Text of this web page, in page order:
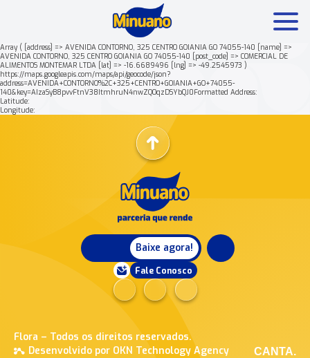
Array ( [address] => AVENIDA CONTORNO, 325 CENTRO GOIANIA GO 74055-140 [name] =>
AVENIDA CONTORNO, 325 CENTRO GOIANIA GO 74055-140 [post_code] => COMERCIAL DE
ALIMENTOS MONTEMAR LTDA [lat] => -16.6689496 [lng] => -49.2545973 )
https://maps.googleapis.com/maps/api/geocode/json?
address=AVENIDA+CONTORNO%2C+325+CENTRO+GOIANIA+GO+74055-
140&key=AIzaSyB8pvvFtnV38ItmhruN4nwZQOqzDSYbQJ0Formatted Address:
Latitude:
Longitude:
Baixe agora!
Fale Conosco
Flora – Todos os direitos reservados.
Desenvolvido por OKN Technology Agency
CANTA.
Mais buscados: Produtos Minuano Rende +
Nossa história